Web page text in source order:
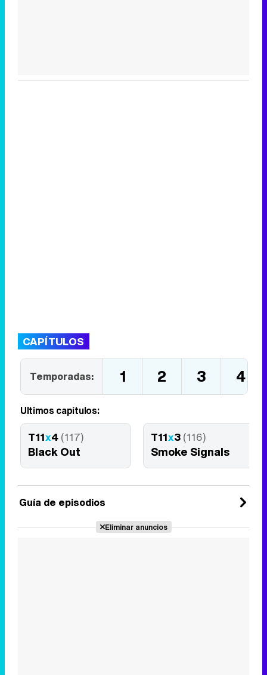
CAPÍTULOS
Temporadas: 1 2 3 4
Últimos capítulos:
T11x4 (117)
Black Out
T11x3 (116)
Smoke Signals
Guía de episodios
Eliminar anuncios